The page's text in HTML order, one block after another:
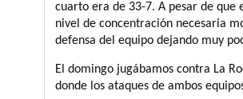
cuarto era de 33-7. A pesar de
nivel de concentración necesaria
defensa del equipo dejando muy
El domingo jugábamos contra La
donde los ataques de ambos